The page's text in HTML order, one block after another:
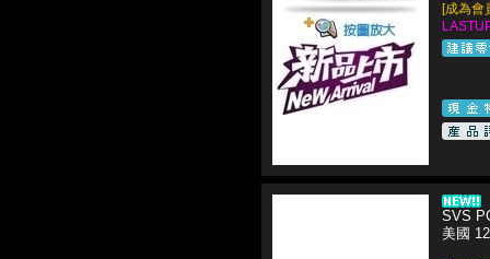
[成為會
SVS
美國